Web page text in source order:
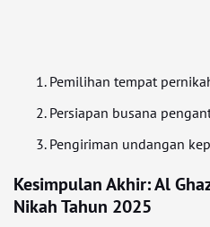
Pemilihan tempat
Persiapan busana
Pengiriman undangan
Kesimpulan Akhir: Al
Nikah Tahun 2025